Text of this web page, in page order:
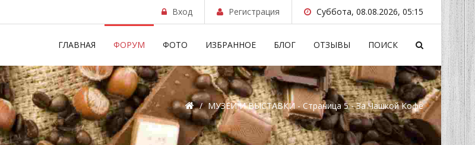
Вход Регистрация Суббота, 08.08.2026, 05:15
ГЛАВНАЯ ФОРУМ ФОТО ИЗБРАННОЕ БЛОГ ОТЗЫВЫ ПОИСК
/ МУЗЕИ И ВЫСТАВКИ - Страница 5 - За Чашкой Кофе